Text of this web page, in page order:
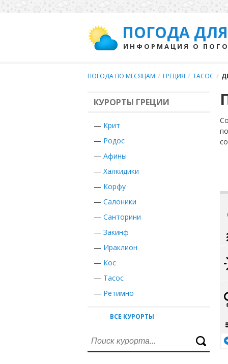
ПОГОДА
ИНФОРМАЦИЯ О
ПОГОДА ПО МЕСЯЦАМ / ГРЕЦИЯ / ТАСОС /
КУРОРТЫ ГРЕЦИИ
— Крит
— Родос
— Афины
— Халкидики
— Корфу
— Салоники
— Санторини
— Закинф
— Ираклион
— Кос
— Тасос
— Ретимно
ВСЕ КУРОРТЫ